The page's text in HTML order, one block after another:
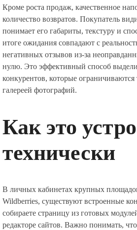
Кроме роста продаж, качественное
количество возвратов. Покупатель
понимает его габариты, текстуру и
итоге ожидания совпадают с
негативных отзывов из-за
нулю. Это эффективный способ
конкурентов, которые ограничиваются
галереей фотографий.
Как это
технически
В личных кабинетах крупных
Wildberries, существуют встроенные
собираете страницу из готовых
редакторе сайтов. Важно понимать,